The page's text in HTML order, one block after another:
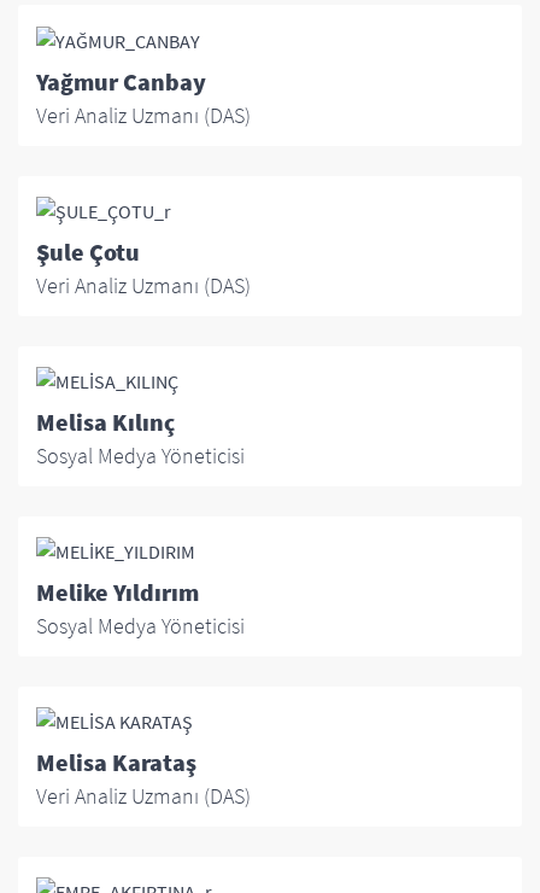
Yağmur Canbay
Veri Analiz Uzmanı (DAS)
Şule Çotu
Veri Analiz Uzmanı (DAS)
Melisa Kılınç
Sosyal Medya Yöneticisi
Melike Yıldırım
Sosyal Medya Yöneticisi
Melisa Karataş
Veri Analiz Uzmanı (DAS)